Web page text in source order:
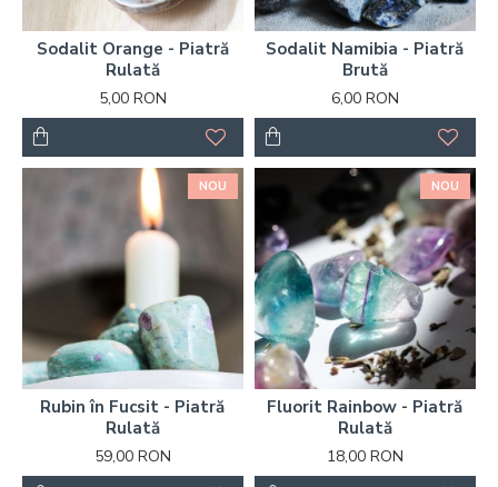
Sodalit Orange - Piatră
Rulată
5,00 RON
Sodalit Namibia - Piatră
Brută
6,00 RON
NOU
Rubin în Fucsit - Piatră
Rulată
59,00 RON
NOU
Fluorit Rainbow - Piatră
Rulată
18,00 RON